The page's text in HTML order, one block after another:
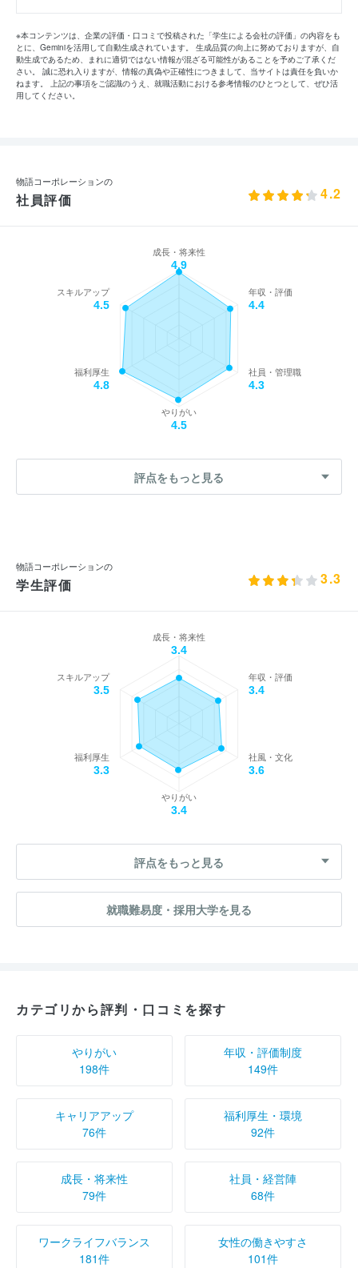
※本コンテンツは、企業の評価・口コミで投稿された「学生による会社の評価」の内容をも
とに、Geminiを活用して自動生成されています。 生成品質の向上に努めておりますが、自
動生成であるため、まれに適切ではない情報が混ざる可能性があることを予めご了承くだ
さい。 誠に恐れ入りますが、情報の真偽や正確性につきまして、当サイトは責任を負いか
ねます。 上記の事項をご認識のうえ、就職活動における参考情報のひとつとして、ぜひ活
用してください。
物語コーポレーションの
社員評価 4.2
成長・将来性
4.9
年収・評価
4.4
社員・管理職
4.3
やりがい
4.5
福利厚生
4.8
スキルアップ
4.5
評点をもっと見る
物語コーポレーションの
学生評価 3.3
成長・将来性
3.4
年収・評価
3.4
社風・文化
3.6
やりがい
3.4
福利厚生
3.3
スキルアップ
3.5
評点をもっと見る
就職難易度・採用大学を見る
カテゴリから評判・口コミを探す
やりがい
198件
年収・評価制度
149件
キャリアアップ
76件
福利厚生・環境
92件
成長・将来性
79件
社員・経営陣
68件
ワークライフバランス
181件
女性の働きやすさ
101件